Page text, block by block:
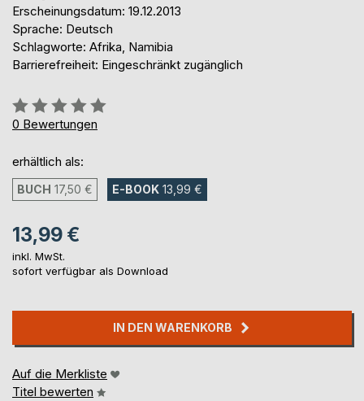
Erscheinungsdatum: 19.12.2013
Sprache: Deutsch
Schlagworte: Afrika, Namibia
Barrierefreiheit: Eingeschränkt zugänglich
Bewertung::
0%
0 Bewertungen
erhältlich als:
BUCH 17,50 € E-BOOK 13,99 €
13,99 €
inkl. MwSt.
sofort verfügbar als Download
IN DEN WARENKORB
Auf die Merkliste
Titel bewerten